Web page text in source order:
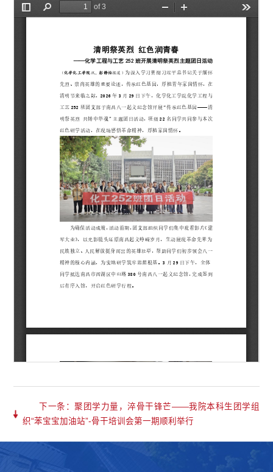
下一条：聚团学力量，淬骨干锋芒——我院本科生团学组
织“苯宝宝加油站”-骨干培训会第一期顺利举行